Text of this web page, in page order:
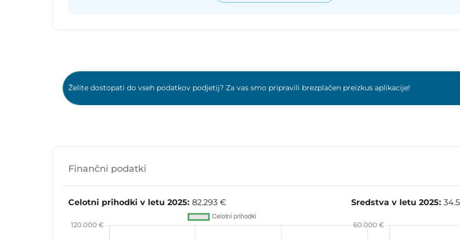
Želite dostopati do vseh podatkov podjetij? Za vas smo pripravili brezplačen preizkus aplikacije!
Finančni podatki
Celotni prihodki v letu 2025: 82.293 € Sredstva v letu 2025: